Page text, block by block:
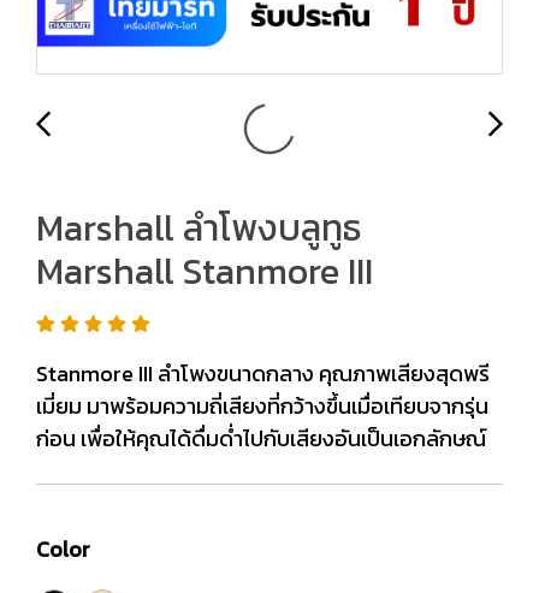
Marshall ลำโพงบลูทูธ
Marshall Stanmore III
Stanmore III ลำโพงขนาดกลาง คุณภาพเสียงสุดพรี
เมี่ยม มาพร้อมความถี่เสียงที่กว้างขึ้นเมื่อเทียบจากรุ่น
ก่อน เพื่อให้คุณได้ดื่มด่ำไปกับเสียงอันเป็นเอกลักษณ์
Color